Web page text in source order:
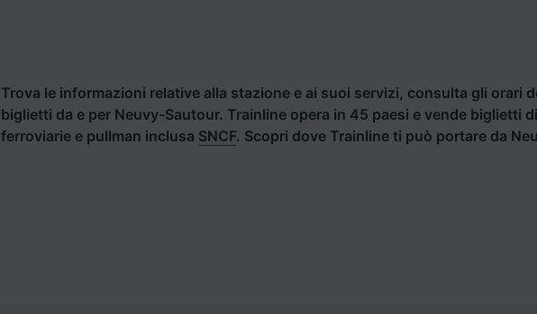
Trova le informazioni relative alla stazione e ai suoi servizi, consulta gli orari
biglietti da e per Neuvy-Sautour. Trainline opera in 45 paesi e vende biglietti
ferroviarie e pullman inclusa SNCF. Scopri dove Trainline ti può portare da